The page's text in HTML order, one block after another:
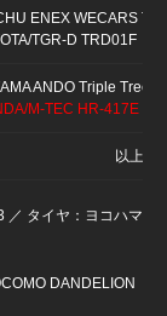
ENEX WECARS
TGR-D TRD01F
ANDO Triple Tree
M-TEC HR-417E
以上完
／ タイヤ：ヨコハマ
DANDELION